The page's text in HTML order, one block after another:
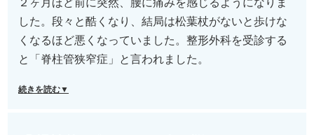
２ヶ月ほど前に突然、腰に痛みを感じるようになりま
した。段々と酷くなり、結局は松葉杖がないと歩けな
くなるほど悪くなっていました。整形外科を受診する
と「脊柱管狭窄症」と言われました。
続きを読む▼